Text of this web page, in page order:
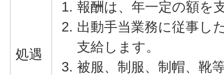
処遇
報酬は、年一定の額を
出動手当業務に従事し
支給します。
被服、制服、制帽、靴